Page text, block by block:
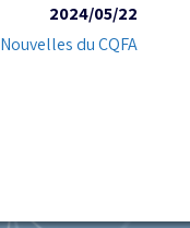
2024/05/22
Nouvelles du CQFA